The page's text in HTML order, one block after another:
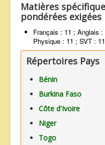
Matières
pondérées exigées
Français : 11 ; Anglais
Physique : 11 ; SVT : 11
Répertoires Pays
Bénin
Burkina Faso
Côte d'Ivoire
Niger
Togo